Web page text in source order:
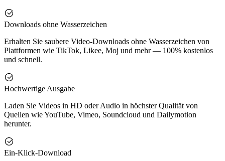
Downloads ohne Wasserzeichen
Erhalten Sie saubere Video-Downloads ohne Wasserzeichen von
Plattformen wie TikTok, Likee, Moj und mehr — 100% kostenlos
und schnell.
Hochwertige Ausgabe
Laden Sie Videos in HD oder Audio in höchster Qualität von
Quellen wie YouTube, Vimeo, Soundcloud und Dailymotion
herunter.
Ein-Klick-Download